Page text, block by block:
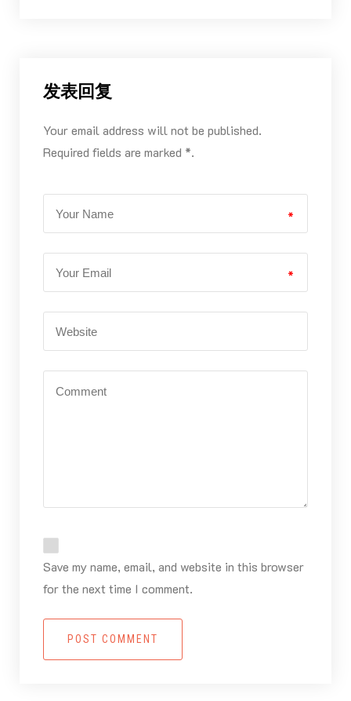
发表回复
Your email address will not be published.
Required fields are marked *.
*
*
Save my name, email, and website in this browser
for the next time I comment.
POST COMMENT